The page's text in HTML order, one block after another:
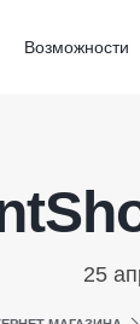
Возможности
25